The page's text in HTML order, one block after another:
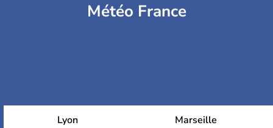
Météo France
Lyon Marseille